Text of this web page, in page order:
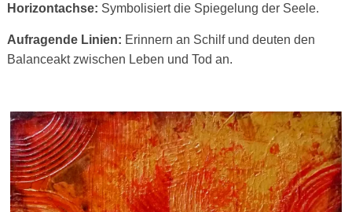
Horizontachse: Symbolisiert die Spiegelung der Seele.
Aufragende Linien: Erinnern an Schilf und deuten den
Balanceakt zwischen Leben und Tod an.